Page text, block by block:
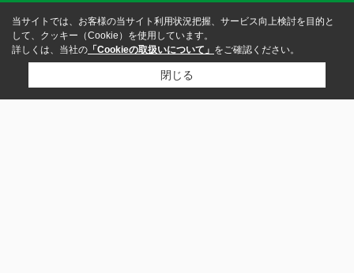
当サイトでは、お客様の当サイト利用状況把握、サービス向上検討を目的と
して、クッキー（Cookie）を使用しています。
詳しくは、当社の 「Cookieの取扱いについて」 をご確認ください。
閉じる